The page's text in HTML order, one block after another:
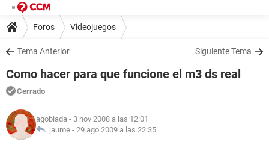
Foros Videojuegos
Tema Anterior Siguiente Tema
Como hacer para que funcione el m3 ds real
Cerrado
agobiada - 3 nov 2008 a las 12:01
jaume - 29 ago 2009 a las 22:35